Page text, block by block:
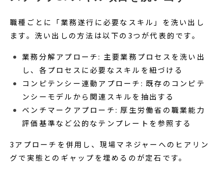
職種ごとに「業務遂行に必要なスキル」を洗い出し
ます。洗い出しの方法は以下の3つが代表的です。
業務分解アプローチ: 主要業務プロセスを洗い出
し、各プロセスに必要なスキルを紐づける
コンピテンシー連動アプローチ: 既存のコンピテ
ンシーモデルから関連スキルを抽出する
ベンチマークアプローチ: 厚生労働省の職業能力
評価基準など公的なテンプレートを参照する
3アプローチを併用し、現場マネジャーへのヒアリン
グで実態とのギャップを埋めるのが定石です。